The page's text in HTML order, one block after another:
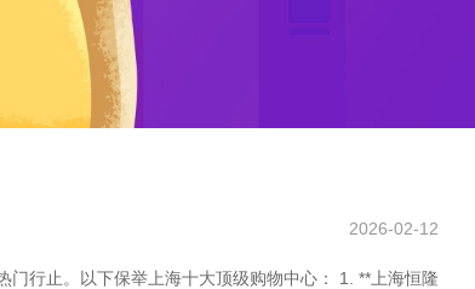
2026-02-12
行止。以下保举上海十大顶级购物中心： 1. **上海恒隆